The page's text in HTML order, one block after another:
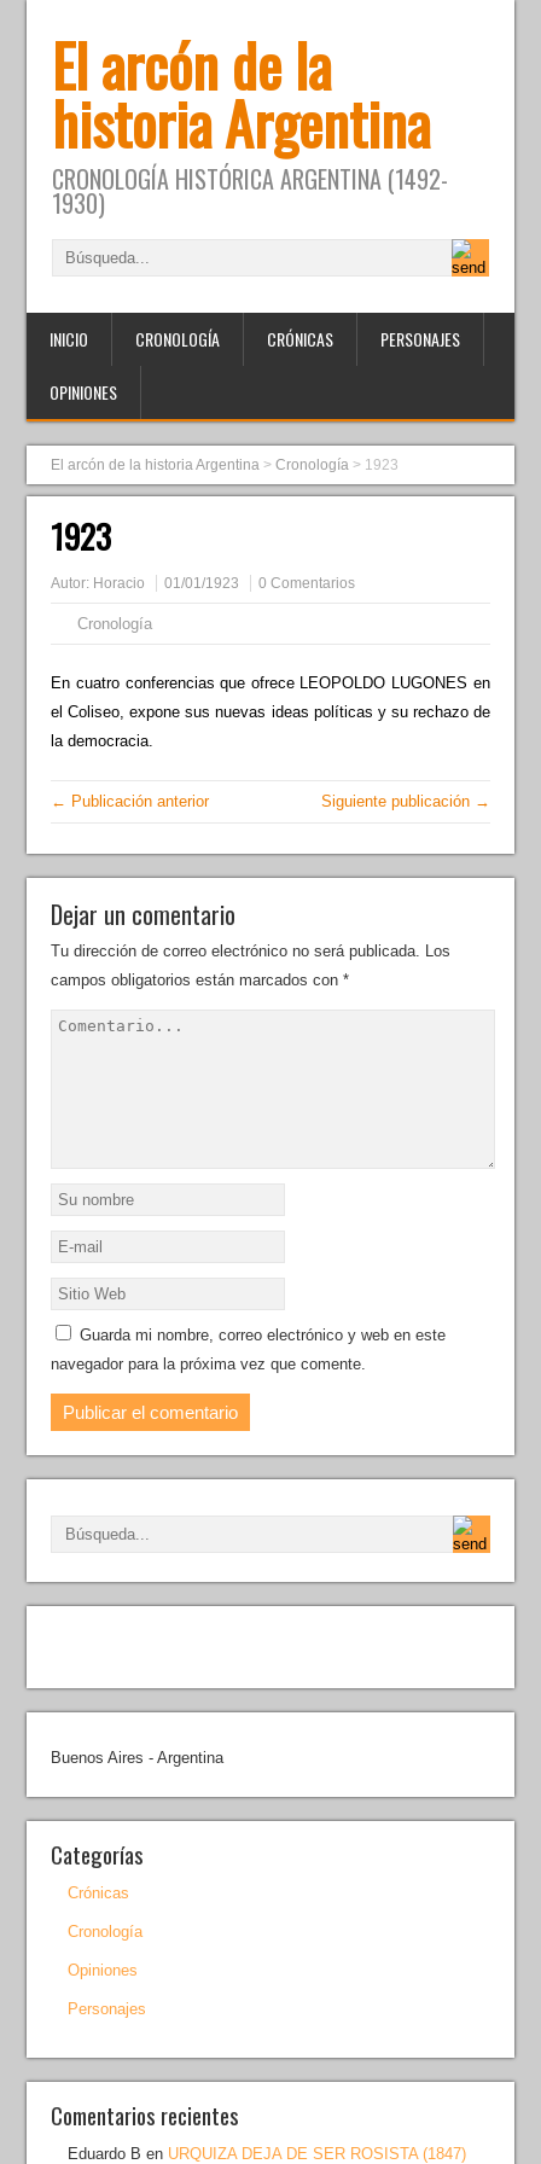
El arcón de la
historia Argentina
CRONOLOGÍA HISTÓRICA ARGENTINA (1492-
1930)
INICIO CRONOLOGÍA CRÓNICAS PERSONAJES
OPINIONES
El arcón de la historia Argentina >Cronología > 1923
1923
Autor: Horacio 01/01/1923 0 Comentarios
Cronología
En cuatro conferencias que ofrece LEOPOLDO LUGONES en
el Coliseo, expone sus nuevas ideas políticas y su rechazo de
la democracia.
← Publicación anterior Siguiente publicación →
Dejar un comentario
Tu dirección de correo electrónico no será publicada. Los
campos obligatorios están marcados con*
Guarda mi nombre, correo electrónico y web en este
navegador para la próxima vez que comente.
Buenos Aires - Argentina
Categorías
Crónicas
Cronología
Opiniones
Personajes
Comentarios recientes
Eduardo B en URQUIZA DEJA DE SER ROSISTA (1847)